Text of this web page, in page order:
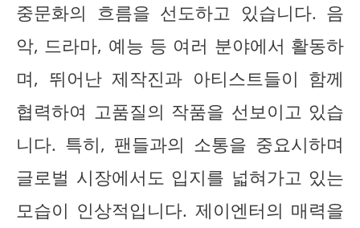
중문화의 흐름을 선도하고 있습니다. 음
악, 드라마, 예능 등 여러 분야에서 활동하
며, 뛰어난 제작진과 아티스트들이 함께
협력하여 고품질의 작품을 선보이고 있습
니다. 특히, 팬들과의 소통을 중요시하며
글로벌 시장에서도 입지를 넓혀가고 있는
모습이 인상적입니다. 제이엔터의 매력을